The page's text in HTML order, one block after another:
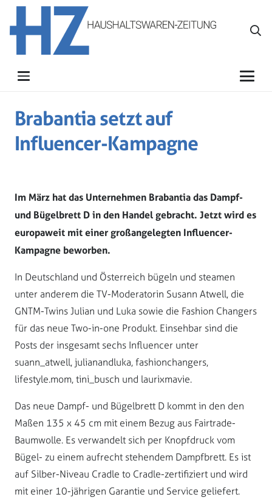
Brabantia setzt auf
Influencer-Kampagne
Im März hat das Unternehmen Brabantia das Dampf-
und Bügelbrett D in den Handel gebracht. Jetzt wird es
europaweit mit einer großangelegten Influencer-
Kampagne beworben.
In Deutschland und Österreich bügeln und steamen
unter anderem die TV-Moderatorin Susann Atwell, die
GNTM-Twins Julian und Luka sowie die Fashion Changers
für das neue Two-in-one Produkt. Einsehbar sind die
Posts der insgesamt sechs Influencer unter
suann_atwell, julianandluka, fashionchangers,
lifestyle.mom, tini_busch und laurixmavie.
Das neue Dampf- und Bügelbrett D kommt in den den
Maßen 135 x 45 cm mit einem Bezug aus Fairtrade-
Baumwolle. Es verwandelt sich per Knopfdruck vom
Bügel- zu einem aufrecht stehendem Dampfbrett. Es ist
auf Silber-Niveau Cradle to Cradle-zertifiziert und wird
mit einer 10-jährigen Garantie und Service geliefert.